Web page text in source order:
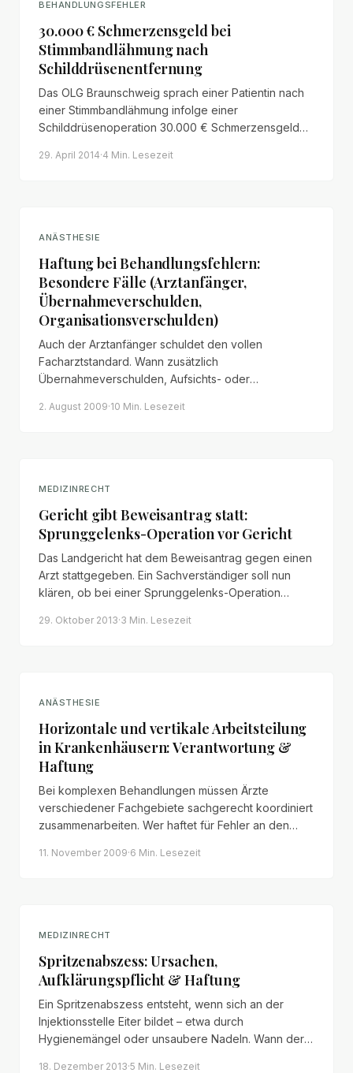
BEHANDLUNGSFEHLER
30.000 € Schmerzensgeld bei
Stimmbandlähmung nach
Schilddrüsenentfernung
Das OLG Braunschweig sprach einer Patientin nach
einer Stimmbandlähmung infolge einer
Schilddrüsenoperation 30.000 € Schmerzensgeld
des Neuromonitorings.
29. April 2014·4 Min. Lesezeit
ANÄSTHESIE
Haftung bei Behandlungsfehlern:
Besondere Fälle (Arztanfänger,
Übernahmeverschulden,
Organisationsverschulden)
Auch der Arztanfänger schuldet den vollen
Facharztstandard. Wann zusätzlich
Übernahmeverschulden, Aufsichts- oder
Beweislast der Patient trägt.
2. August 2009·10 Min. Lesezeit
MEDIZINRECHT
Gericht gibt Beweisantrag statt:
Sprunggelenks-Operation vor Gericht
Das Landgericht hat dem Beweisantrag gegen einen
Arzt stattgegeben. Ein Sachverständiger soll nun
klären, ob bei einer Sprunggelenks-Operation
wurde.
29. Oktober 2013·3 Min. Lesezeit
ANÄSTHESIE
Horizontale und vertikale Arbeitsteilung
in Krankenhäusern: Verantwortung &
Haftung
Bei komplexen Behandlungen müssen Ärzte
verschiedener Fachgebiete sachgerecht koordiniert
zusammenarbeiten. Wer haftet für Fehler an den
Pflege?
11. November 2009·6 Min. Lesezeit
MEDIZINRECHT
Spritzenabszess: Ursachen,
Aufklärungspflicht & Haftung
Ein Spritzenabszess entsteht, wenn sich an der
Injektionsstelle Eiter bildet – etwa durch
Hygienemängel oder unsaubere Nadeln. Wann der
18. Dezember 2013·5 Min. Lesezeit